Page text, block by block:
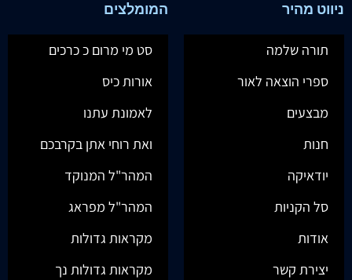
ניווט מהיר
תורה שלמה
ספרי הוצאה לאור
מבצעים
חנות
יודאיקה
סל הקניות
אודות
יצירת קשר
המומלצים
סט מי מרום כ כרכים
אורות כיס
לאמונת עתנו
ואת רוחי אתן בקרבכם
המהר"ל המנוקד
המהר"ל מפראג
מקראות גדולות
מקראות גדולות נך